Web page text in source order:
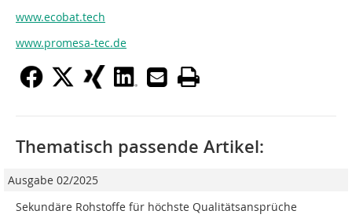
www.ecobat.tech
www.promesa-tec.de
Thematisch passende Artikel:
Ausgabe 02/2025
Sekundäre Rohstoffe für höchste Qualitätsansprüche